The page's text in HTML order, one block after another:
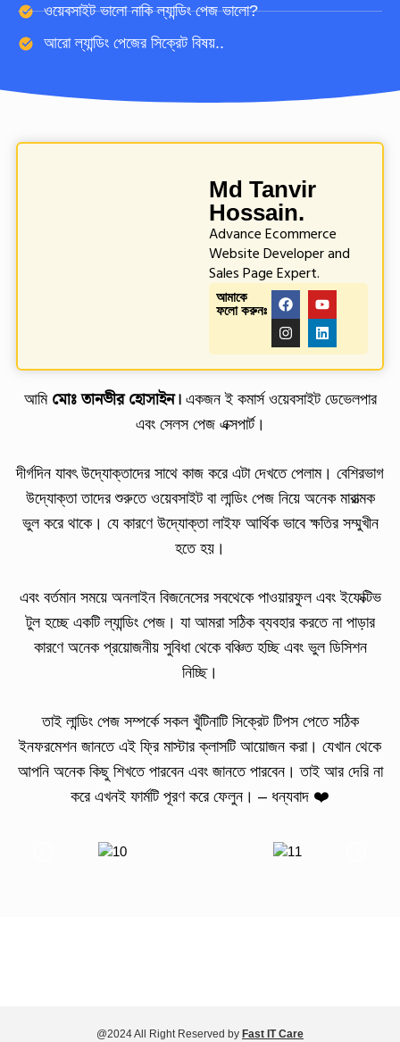
ওয়েবসাইট ভালো নাকি ল্যান্ডিং পেজ ভালো?
আরো ল্যান্ডিং পেজের সিক্রেট বিষয়..
Md Tanvir
Hossain.
Advance Ecommerce
Website Developer and
Sales Page Expert.
আমাকে
ফলো করুনঃ
আমি মোঃ তানভীর হোসাইন।একজন ই কমার্স ওয়েবসাইট ডেভেলপার
এবং সেলস পেজ এক্সপার্ট।
দীর্গদিন যাবৎ উদ্যোক্তাদের সাথে কাজ করে এটা দেখতে পেলাম। বেশিরভাগ
উদ্যোক্তা তাদের শুরুতে ওয়েবসাইট বা লান্ডিং পেজ নিয়ে অনেক মারাত্মক
ভুল করে থাকে। যে কারণে উদ্যোক্তা লাইফ আর্থিক ভাবে ক্ষতির সম্মুখীন
হতে হয়।
এবং বর্তমান সময়ে অনলাইন বিজনেসের সবথেকে পাওয়ারফুল এবং ইফেক্টিভ
টুল হচ্ছে একটি ল্যান্ডিং পেজ। যা আমরা সঠিক ব্যবহার করতে না পাড়ার
কারণে অনেক প্রয়োজনীয় সুবিধা থেকে বঞ্চিত হচ্ছি এবং ভুল ডিসিশন
নিচ্ছি।
তাই লান্ডিং পেজ সম্পর্কে সকল খুঁটিনাটি সিক্রেট টিপস পেতে সঠিক
ইনফরমেশন জানতে এই ফ্রি মাস্টার ক্লাসটি আয়োজন করা। যেখান থেকে
আপনি অনেক কিছু শিখতে পারবেন এবং জানতে পারবেন। তাই আর দেরি না
করে এখনই ফার্মটি পূরণ করে ফেলুন। – ধন্যবাদ ❤️
@2024 All Right Reserved by Fast IT Care